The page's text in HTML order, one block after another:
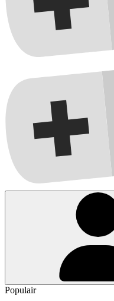
Populair